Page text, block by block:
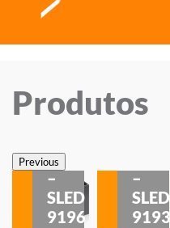
Produtos
PreviousSobrepor
–
SLED
9196
–
SLED
9193